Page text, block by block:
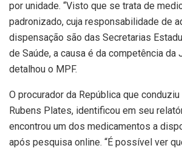
por unidade. “Visto que se trata de
padronizado, cuja responsabilidade de
dispensação são das Secretarias
de Saúde, a causa é da competência da
detalhou o MPF.
O procurador da República que
Rubens Plates, identificou em seu
encontrou um dos medicamentos a
após pesquisa online. “É possível ver